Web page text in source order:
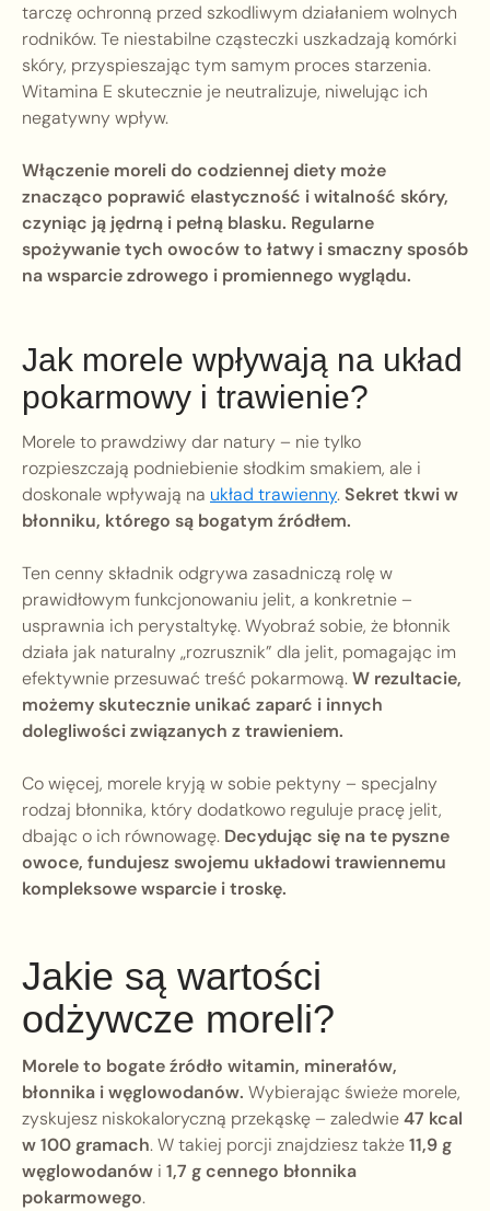
tarczę ochronną przed szkodliwym działaniem wolnych
rodników. Te niestabilne cząsteczki uszkadzają komórki
skóry, przyspieszając tym samym proces starzenia.
Witamina E skutecznie je neutralizuje, niwelując ich
negatywny wpływ.
Włączenie moreli do codziennej diety może
znacząco poprawić elastyczność i witalność skóry,
czyniąc ją jędrną i pełną blasku. Regularne
spożywanie tych owoców to łatwy i smaczny sposób
na wsparcie zdrowego i promiennego wyglądu.
Jak morele wpływają na układ
pokarmowy i trawienie?
Morele to prawdziwy dar natury – nie tylko
rozpieszczają podniebienie słodkim smakiem, ale i
doskonale wpływają na układ trawienny.Sekret tkwi w
błonniku, którego są bogatym źródłem.
Ten cenny składnik odgrywa zasadniczą rolę w
prawidłowym funkcjonowaniu jelit, a konkretnie –
usprawnia ich perystaltykę. Wyobraź sobie, że błonnik
działa jak naturalny „rozrusznik” dla jelit, pomagając im
efektywnie przesuwać treść pokarmową.W rezultacie,
możemy skutecznie unikać zaparć i innych
dolegliwości związanych z trawieniem.
Co więcej, morele kryją w sobie pektyny – specjalny
rodzaj błonnika, który dodatkowo reguluje pracę jelit,
dbając o ich równowagę. Decydując się na te pyszne
owoce, fundujesz swojemu układowi trawiennemu
kompleksowe wsparcie i troskę.
Jakie są wartości
odżywcze moreli?
Morele to bogate źródło witamin, minerałów,
błonnika i węglowodanów. Wybierając świeże morele,
zyskujesz niskokaloryczną przekąskę – zaledwie47 kcal
w 100 gramach. W takiej porcji znajdziesz także11,9 g
węglowodanów i 1,7 g cennego błonnika
pokarmowego.